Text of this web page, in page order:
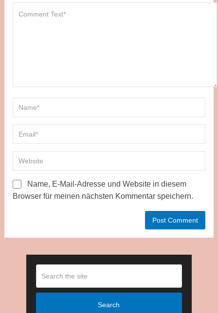
Name, E-Mail-Adresse und Website in diesem
Browser für meinen nächsten Kommentar speichern.
Search